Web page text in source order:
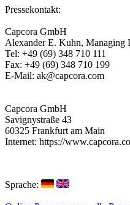
Pressekontakt:
Capcora GmbH
Alexander E. Kuhn, Managing
Tel: +49 (69) 348 710 111
Fax: +49 (69) 348 710 199
E-Mail: ak@capcora.com
Capcora GmbH
Savignystraße 43
60325 Frankfurt am Main
Internet: https://
Sprache: